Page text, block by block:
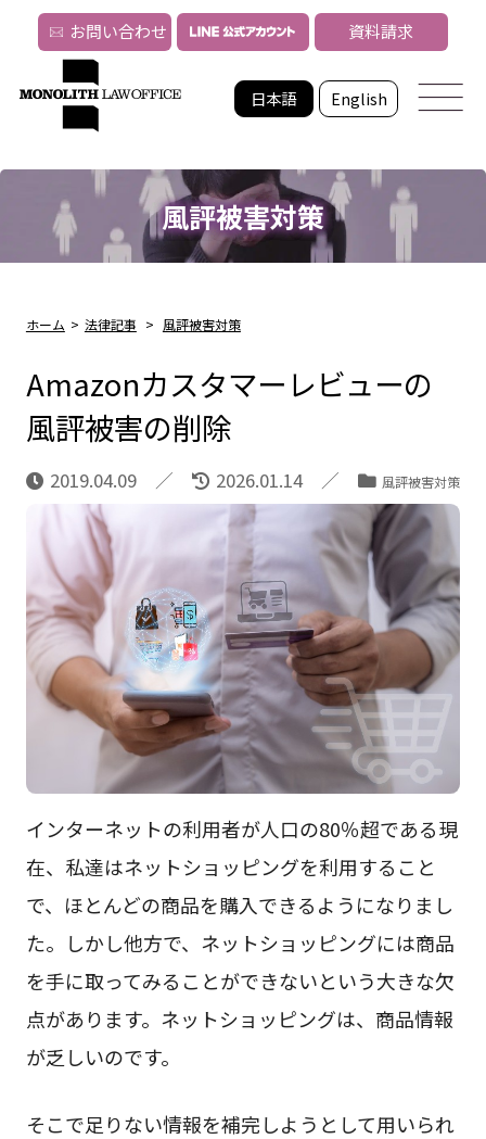
日本語 English
お問い合わせ 資料請求
風評被害対策
ホーム > 法律記事 > 風評被害対策
Amazonカスタマーレビューの
風評被害の削除
2019.04.09 2026.01.14 風評被害対策
インターネットの利用者が人口の80％超である現
在、私達はネットショッピングを利用すること
で、ほとんどの商品を購入できるようになりまし
た。しかし他方で、ネットショッピングには商品
を手に取ってみることができないという大きな欠
点があります。ネットショッピングは、商品情報
が乏しいのです。
そこで足りない情報を補完しようとして用いられ